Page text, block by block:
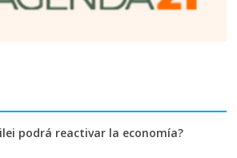
podrá reactivar la economía?